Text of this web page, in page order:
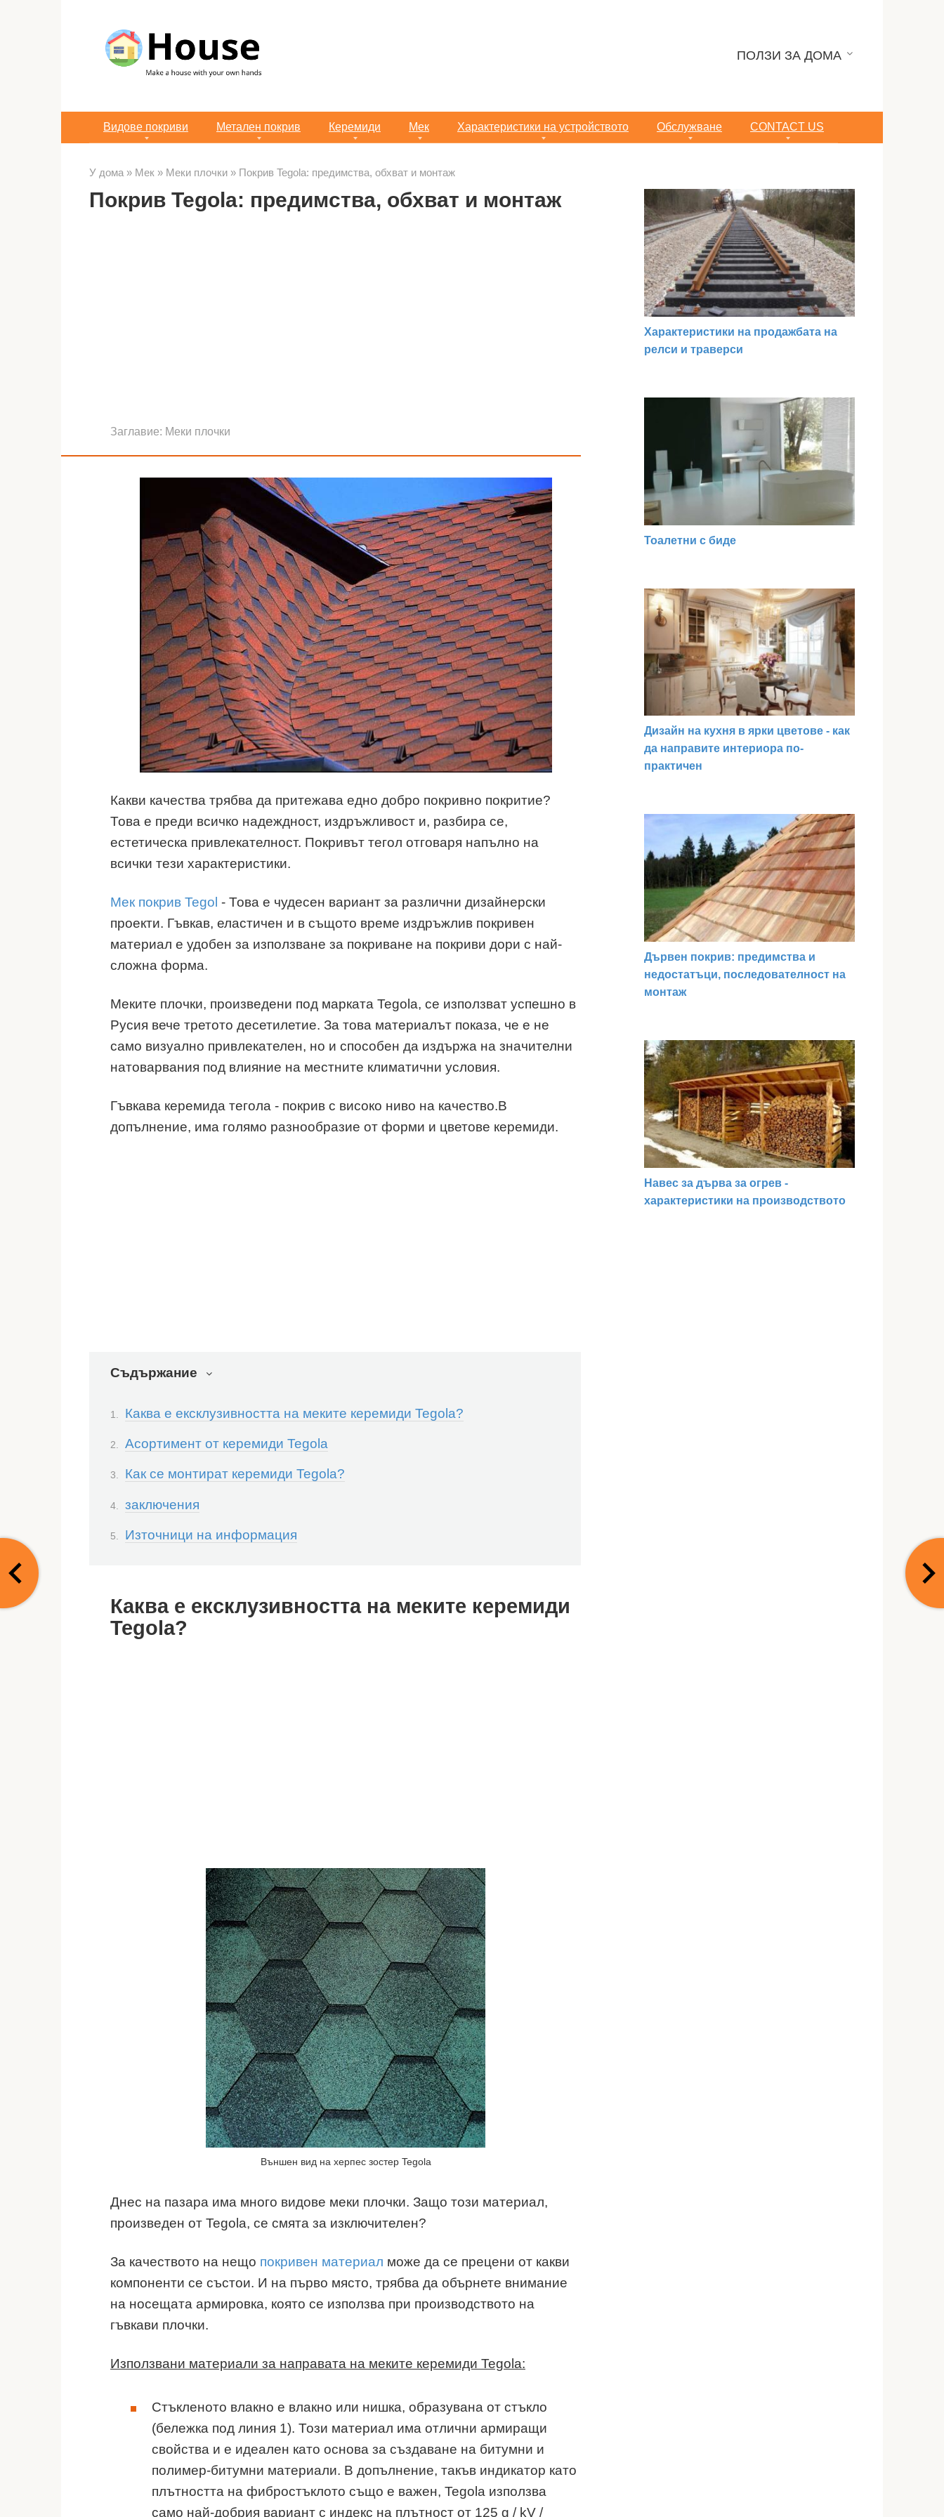
ПОЛЗИ ЗА ДОМА
Видове покриви Метален покрив Керемиди Мек Характеристики на устройството Обслужване CONTACT US
У дома » Мек » Меки плочки » Покрив Tegola: предимства, обхват и монтаж
Покрив Tegola: предимства, обхват и монтаж
Заглавие: Меки плочки
Какви качества трябва да притежава едно добро покривно покритие?
Това е преди всичко надеждност, издръжливост и, разбира се,
естетическа привлекателност. Покривът тегол отговаря напълно на
всички тези характеристики.
Мек покрив Tegol - Това е чудесен вариант за различни дизайнерски
проекти. Гъвкав, еластичен и в същото време издръжлив покривен
материал е удобен за използване за покриване на покриви дори с най-
сложна форма.
Меките плочки, произведени под марката Tegola, се използват успешно в
Русия вече третото десетилетие. За това материалът показа, че е не
само визуално привлекателен, но и способен да издържа на значителни
натоварвания под влияние на местните климатични условия.
Гъвкава керемида тегола - покрив с високо ниво на качество.В
допълнение, има голямо разнообразие от форми и цветове керемиди.
Съдържание
Каква е ексклузивността на меките керемиди Tegola?
Асортимент от керемиди Tegola
Как се монтират керемиди Tegola?
заключения
Източници на информация
Каква е ексклузивността на меките керемиди
Tegola?
Външен вид на херпес зостер Tegola
Днес на пазара има много видове меки плочки. Защо този материал,
произведен от Tegola, се смята за изключителен?
За качеството на нещо покривен материал може да се прецени от какви
компоненти се състои. И на първо място, трябва да обърнете внимание
на носещата армировка, която се използва при производството на
гъвкави плочки.
Използвани материали за направата на меките керемиди Tegola:
Стъкленото влакно е влакно или нишка, образувана от стъкло
(бележка под линия 1). Този материал има отлични армиращи
свойства и е идеален като основа за създаване на битумни и
полимер-битумни материали. В допълнение, такъв индикатор като
плътността на фибростъклото също е важен, Tegola използва
само най-добрия вариант с индекс на плътност от 125 g / kV /
Характеристики на продажбата на
релси и траверси
Тоалетни с биде
Дизайн на кухня в ярки цветове - как
да направите интериора по-
практичен
Дървен покрив: предимства и
недостатъци, последователност на
монтаж
Навес за дърва за огрев -
характеристики на производството